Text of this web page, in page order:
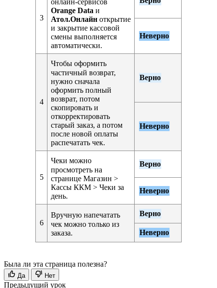
3
Orange Data и
Атол.Онлайн открытие
и закрытие кассовой
смены выполняется
автоматически.
Неверно
4
Чтобы оформить
частичный возврат,
нужно сначала
оформить полный
возврат, потом
скопировать и
откорректировать
старый заказ, а потом
после новой оплаты
распечатать чек.
Верно
Неверно
5
Чеки можно
просмотреть на
странице Магазин >
Кассы ККМ > Чеки за
день.
Верно
Неверно
6
Вручную напечатать
чек можно только из
заказа.
Верно
Неверно
Была ли эта страница полезна?
Да Нет
Предыдущий урок